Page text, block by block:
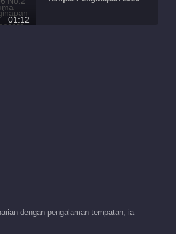
01:12
dengan pengalaman tempatan, ia